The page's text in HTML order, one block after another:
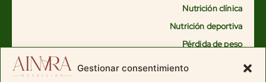
Gestionar consentimiento
Nutrición clínica
Nutrición deportiva
Pérdida de peso
Alimentación saludable